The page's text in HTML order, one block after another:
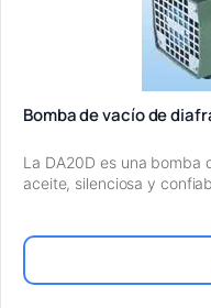
Bomba de vacío de
La DA20D es una bomba
aceite, silenciosa y